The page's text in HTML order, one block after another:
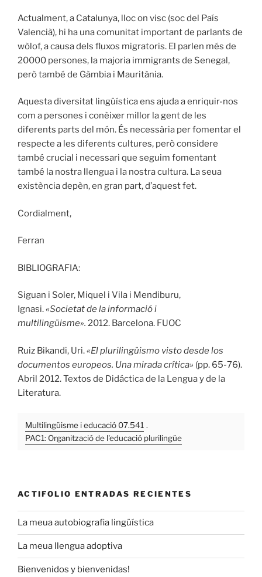
Actualment, a Catalunya, lloc on visc (soc del País
Valencià), hi ha una comunitat important de parlants de
wòlof, a causa dels fluxos migratoris. El parlen més de
20000 persones, la majoria immigrants de Senegal,
però també de Gàmbia i Mauritània.
Aquesta diversitat lingüística ens ajuda a enriquir-nos
com a persones i conèixer millor la gent de les
diferents parts del món. És necessària per fomentar el
respecte a les diferents cultures, però considere
també crucial i necessari que seguim fomentant
també la nostra llengua i la nostra cultura. La seua
existència depèn, en gran part, d’aquest fet.
Cordialment,
Ferran
BIBLIOGRAFIA:
Siguan i Soler, Miquel i Vila i Mendiburu,
Ignasi.«Societat de la informació i
multilingüisme». 2012. Barcelona. FUOC
Ruiz Bikandi, Uri.«El plurilingüismo visto desde los
documentos europeos. Una mirada crítica» (pp. 65-76).
Abril 2012. Textos de Didáctica de la Lengua y de la
Literatura.
Multilingüisme i educació 07.541 .
PAC1: Organització de l'educació plurilingüe
ACTIFOLIO ENTRADAS RECIENTES
La meua autobiografia lingüística
La meua llengua adoptiva
Bienvenidos y bienvenidas!